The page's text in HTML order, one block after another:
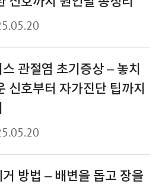
관절염 초기증상 – 놓치
신호부터 자가진단 팁까지
방법 – 배변을 돕고 장을